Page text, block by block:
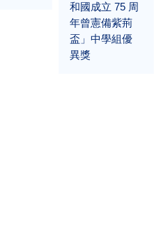
和國成立 75 周
年曾憲備紫荊
盃」中學組優
異獎